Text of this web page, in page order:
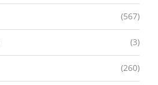
(567)
(3)
(260)